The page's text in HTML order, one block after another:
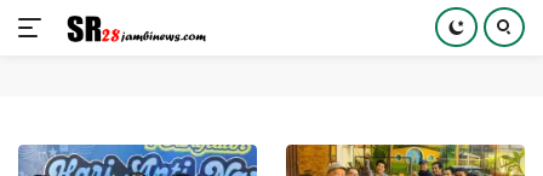
konten